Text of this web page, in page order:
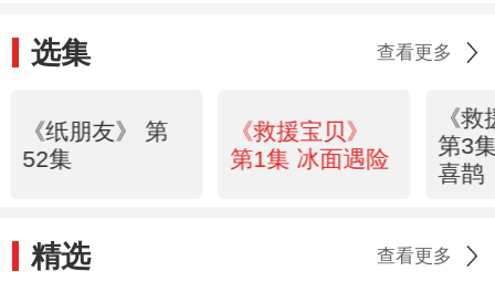
选集 查看更多
《纸朋友》 第
52集
《救援宝贝》
第1集 冰面遇险
《
第3
喜鹊
精选 查看更多